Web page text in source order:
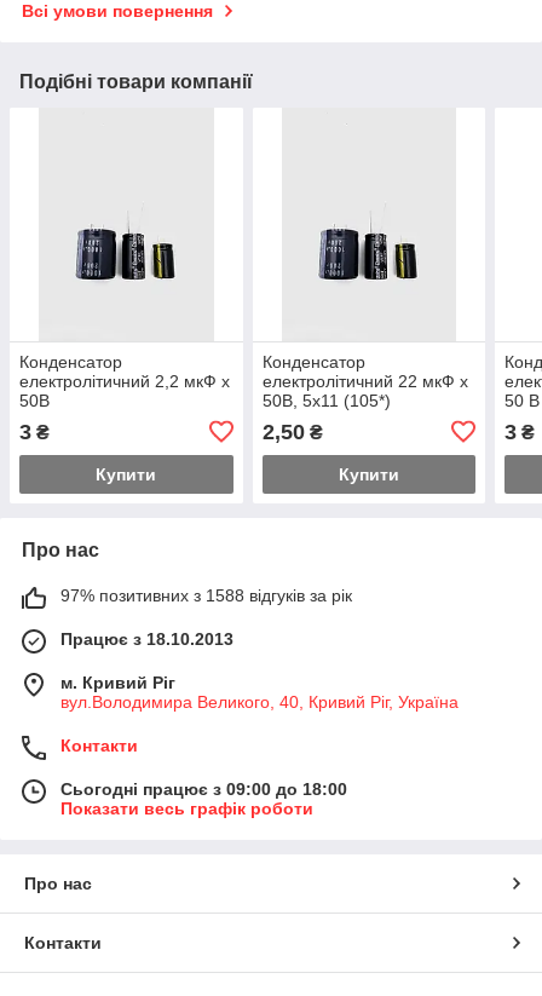
Всі умови повернення
Подібні товари компанії
Конденсатор
електролітичний 2,2 мкФ х
50В
3 ₴
Купити
Конденсатор
електролітичний 22 мкФ х
50В, 5x11 (105*)
2,50₴
Купити
50
3 ₴
Про нас
97% позитивних з 1588 відгуків за рік
Працює з 18.10.2013
м. Кривий Ріг
вул.Володимира Великого, 40, Кривий Ріг, Україна
Контакти
Сьогодні працює з 09:00 до 18:00
Показати весь графік роботи
Про нас
Контакти